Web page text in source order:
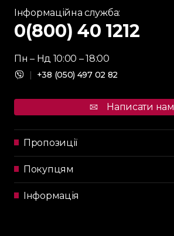
Інформаційна служба:
0(800) 40 1212
Пн – Нд 10:00 – 18:00
| +38 (050) 497 02 82
Написати нам
Пропозиції
Покупцям
Інформація